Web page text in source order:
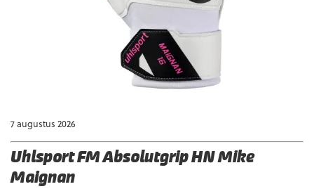
7 augustus 2026
Uhlsport FM Absolutgrip HN Mike
Maignan